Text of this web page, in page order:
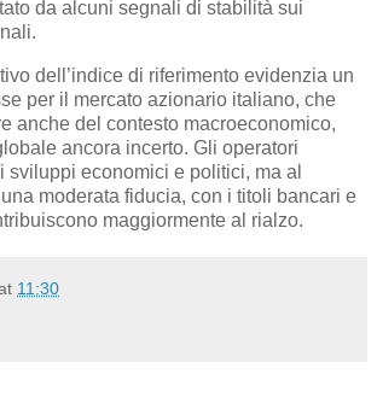
da alcuni segnali di stabilità sui
dell’indice di riferimento evidenzia un
per il mercato azionario italiano, che
anche del contesto macroeconomico,
ancora incerto. Gli operatori
sviluppi economici e politici, ma al
moderata fiducia, con i titoli bancari e
maggiormente al rialzo.
11:30